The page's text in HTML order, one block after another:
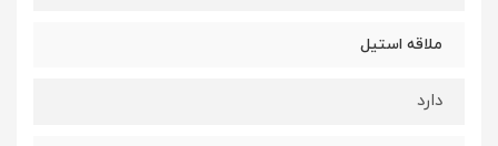
ملاقه استیل
دارد